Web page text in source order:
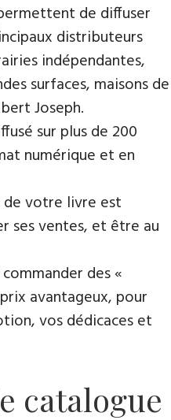
de diffuser
distributeurs
indépendantes,
surfaces, maisons de
Joseph.
sur plus de 200
numérique et en
votre livre est
ses ventes, et être au
des «
avantageux, pour
vos dédicaces et
catalogue